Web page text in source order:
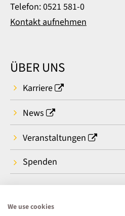
Telefon: 0521 581-0
Kontakt aufnehmen
ÜBER UNS
Karriere
News
Veranstaltungen
Spenden
We use cookies